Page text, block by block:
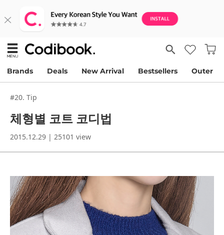
Brands Deals New Arrival Bestsellers Outer
#20. Tip
체형별 코트 코디법
2015.12.29 | 25101 view